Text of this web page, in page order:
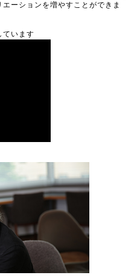
ーションを増やすことができま
ています